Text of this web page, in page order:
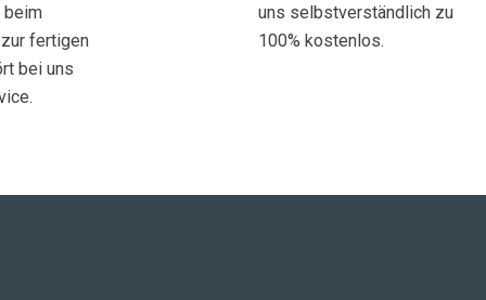
beim
fertigen
bei uns
uns selbstverständlich zu
100% kostenlos.